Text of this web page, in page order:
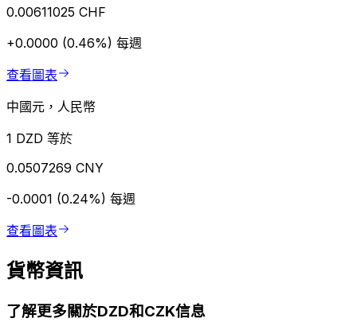
0.00611025 CHF
+0.0000 (0.46%) 每週
查看圖表
中國元，人民幣
1 DZD 等於
0.0507269 CNY
-0.0001 (0.24%) 每週
查看圖表
貨幣資訊
了解更多關於DZD和CZK信息